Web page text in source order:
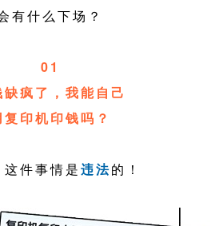
有什么下场？
01
缺疯了，我能自己
复印机印钱吗？
件事情是违法的！